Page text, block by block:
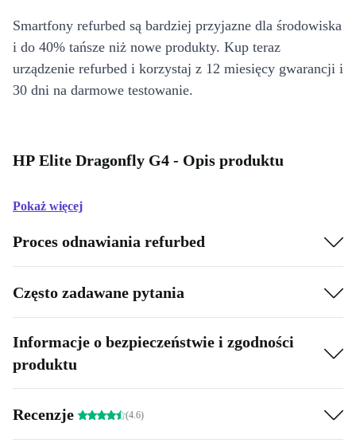
Smartfony refurbed są bardziej przyjazne dla środowiska
i do 40% tańsze niż nowe produkty. Kup teraz
urządzenie refurbed i korzystaj z 12 miesięcy gwarancji i
30 dni na darmowe testowanie.
HP Elite Dragonfly G4 - Opis produktu
Pokaż więcej
Proces odnawiania refurbed
Często zadawane pytania
Informacje o bezpieczeństwie i zgodności
produktu
Recenzje (4.6)